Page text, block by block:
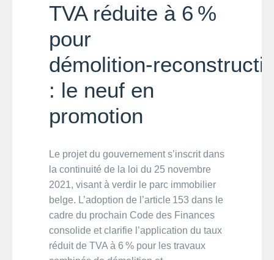
TVA réduite à 6 %
pour
: le neuf en
promotion
Le projet du gouvernement s’inscrit dans
la continuité de la loi du 25 novembre
2021, visant à verdir le parc immobilier
belge. L’adoption de l’article 153 dans le
cadre du prochain Code des Finances
consolide et clarifie l’application du taux
réduit de TVA à 6 % pour les travaux